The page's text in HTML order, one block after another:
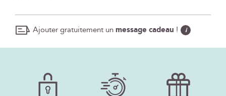
Ajouter gratuitement unmessage cadeau ! i